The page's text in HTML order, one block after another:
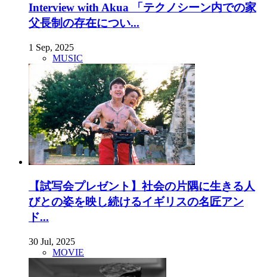
Interview with Akua 「テクノシーン内での家
父長制の存在につい...
1 Sep, 2025
MUSIC
【試写会プレゼント】社会の片隅に生きる人
びとの姿を映し続けるイギリスの名匠アン
ド...
30 Jul, 2025
MOVIE